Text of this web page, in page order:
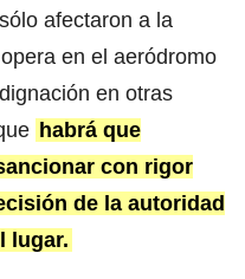
afectaron a la
en el aeródromo
en otras
habrá que
con rigor
de la autoridad
lugar.